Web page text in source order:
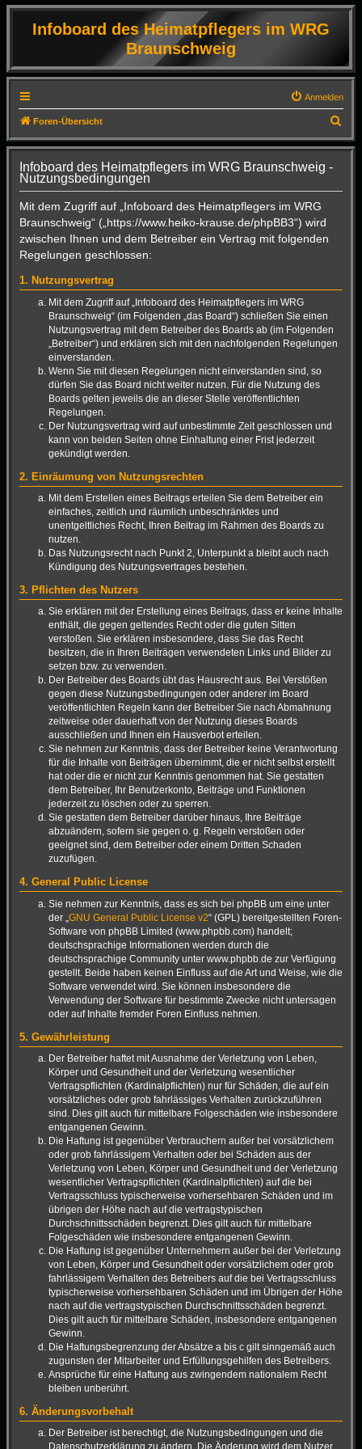
Infoboard des Heimatpflegers im WRG
Braunschweig
Anmelden
Foren-Übersicht
u
Infoboard des Heimatpflegers im WRG Braunschweig -
Nutzungsbedingungen
Mit dem Zugriff auf „Infoboard des Heimatpflegers im WRG
Braunschweig“ („https://www.heiko-krause.de/phpBB3“) wird
zwischen Ihnen und dem Betreiber ein Vertrag mit folgenden
Regelungen geschlossen:
1. Nutzungsvertrag
Mit dem Zugriff auf „Infoboard des Heimatpflegers im WRG
Braunschweig“ (im Folgenden „das Board“) schließen Sie einen
Nutzungsvertrag mit dem Betreiber des Boards ab (im Folgenden
„Betreiber“) und erklären sich mit den nachfolgenden Regelungen
einverstanden.
Wenn Sie mit diesen Regelungen nicht einverstanden sind, so
dürfen Sie das Board nicht weiter nutzen. Für die Nutzung des
Boards gelten jeweils die an dieser Stelle veröffentlichten
Regelungen.
Der Nutzungsvertrag wird auf unbestimmte Zeit geschlossen und
kann von beiden Seiten ohne Einhaltung einer Frist jederzeit
gekündigt werden.
2. Einräumung von Nutzungsrechten
Mit dem Erstellen eines Beitrags erteilen Sie dem Betreiber ein
einfaches, zeitlich und räumlich unbeschränktes und
unentgeltliches Recht, Ihren Beitrag im Rahmen des Boards zu
nutzen.
Das Nutzungsrecht nach Punkt 2, Unterpunkt a bleibt auch nach
Kündigung des Nutzungsvertrages bestehen.
3. Pflichten des Nutzers
Sie erklären mit der Erstellung eines Beitrags, dass er keine Inhalte
enthält, die gegen geltendes Recht oder die guten Sitten
verstoßen. Sie erklären insbesondere, dass Sie das Recht
besitzen, die in Ihren Beiträgen verwendeten Links und Bilder zu
setzen bzw. zu verwenden.
Der Betreiber des Boards übt das Hausrecht aus. Bei Verstößen
gegen diese Nutzungsbedingungen oder anderer im Board
veröffentlichten Regeln kann der Betreiber Sie nach Abmahnung
zeitweise oder dauerhaft von der Nutzung dieses Boards
ausschließen und Ihnen ein Hausverbot erteilen.
Sie nehmen zur Kenntnis, dass der Betreiber keine Verantwortung
für die Inhalte von Beiträgen übernimmt, die er nicht selbst erstellt
hat oder die er nicht zur Kenntnis genommen hat. Sie gestatten
dem Betreiber, Ihr Benutzerkonto, Beiträge und Funktionen
jederzeit zu löschen oder zu sperren.
Sie gestatten dem Betreiber darüber hinaus, Ihre Beiträge
abzuändern, sofern sie gegen o. g. Regeln verstoßen oder
geeignet sind, dem Betreiber oder einem Dritten Schaden
zuzufügen.
4. General Public License
Sie nehmen zur Kenntnis, dass es sich bei phpBB um eine unter
der „ GNU General Public License v2“ (GPL) bereitgestellten Foren-
Software von phpBB Limited (www.phpbb.com) handelt;
deutschsprachige Informationen werden durch die
deutschsprachige Community unter www.phpbb.de zur Verfügung
gestellt. Beide haben keinen Einfluss auf die Art und Weise, wie die
Software verwendet wird. Sie können insbesondere die
Verwendung der Software für bestimmte Zwecke nicht untersagen
oder auf Inhalte fremder Foren Einfluss nehmen.
5. Gewährleistung
Der Betreiber haftet mit Ausnahme der Verletzung von Leben,
Körper und Gesundheit und der Verletzung wesentlicher
Vertragspflichten (Kardinalpflichten) nur für Schäden, die auf ein
vorsätzliches oder grob fahrlässiges Verhalten zurückzuführen
sind. Dies gilt auch für mittelbare Folgeschäden wie insbesondere
entgangenen Gewinn.
Die Haftung ist gegenüber Verbrauchern außer bei vorsätzlichem
oder grob fahrlässigem Verhalten oder bei Schäden aus der
Verletzung von Leben, Körper und Gesundheit und der Verletzung
wesentlicher Vertragspflichten (Kardinalpflichten) auf die bei
Vertragsschluss typischerweise vorhersehbaren Schäden und im
übrigen der Höhe nach auf die vertragstypischen
Durchschnittsschäden begrenzt. Dies gilt auch für mittelbare
Folgeschäden wie insbesondere entgangenen Gewinn.
Die Haftung ist gegenüber Unternehmern außer bei der Verletzung
von Leben, Körper und Gesundheit oder vorsätzlichem oder grob
fahrlässigem Verhalten des Betreibers auf die bei Vertragsschluss
typischerweise vorhersehbaren Schäden und im Übrigen der Höhe
nach auf die vertragstypischen Durchschnittsschäden begrenzt.
Dies gilt auch für mittelbare Schäden, insbesondere entgangenen
Gewinn.
Die Haftungsbegrenzung der Absätze a bis c gilt sinngemäß auch
zugunsten der Mitarbeiter und Erfüllungsgehilfen des Betreibers.
Ansprüche für eine Haftung aus zwingendem nationalem Recht
bleiben unberührt.
6. Änderungsvorbehalt
Der Betreiber ist berechtigt, die Nutzungsbedingungen und die
Datenschutzerklärung zu ändern. Die Änderung wird dem Nutzer